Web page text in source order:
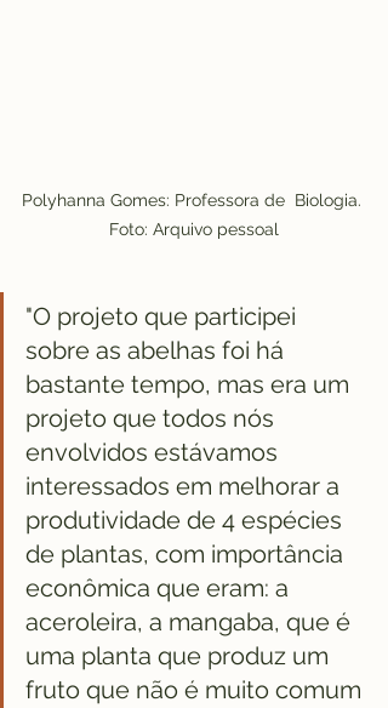
Polyhanna Gomes: Professora de  Biologia.
Foto: Arquivo pessoal
"O projeto que participei
sobre as abelhas foi há
bastante tempo, mas era um
projeto que todos nós
envolvidos estávamos
interessados em melhorar a
produtividade de 4 espécies
de plantas, com importância
econômica que eram: a
aceroleira, a mangaba, que é
uma planta que produz um
fruto que não é muito comum